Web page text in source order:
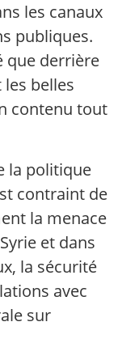
les canaux
publiques.
que derrière
belles
contenu tout
la politique
contraint de
la menace
et dans
la sécurité
avec
sur